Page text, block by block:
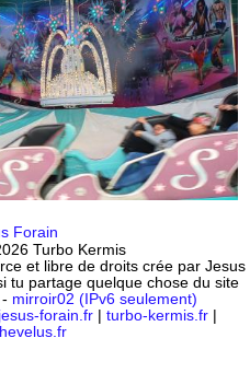
Turbo Kermis
et libre de droits crée par Jesus
tu partage quelque chose du site
- mirroir02 (IPv6 seulement)
jesus-forain.fr| turbo-kermis.fr|